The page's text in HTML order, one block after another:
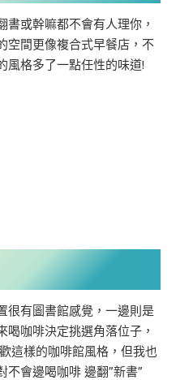
書或幹嘛都不會有人理你，
空間更像複合式早餐店，不
風格多了一點任性的味道!
很有圖書館感覺，一邊則是
喝咖啡決定挑選角落位子，
這樣的咖啡館風格，但我也
不會邊喝咖啡 邊翻”新書”